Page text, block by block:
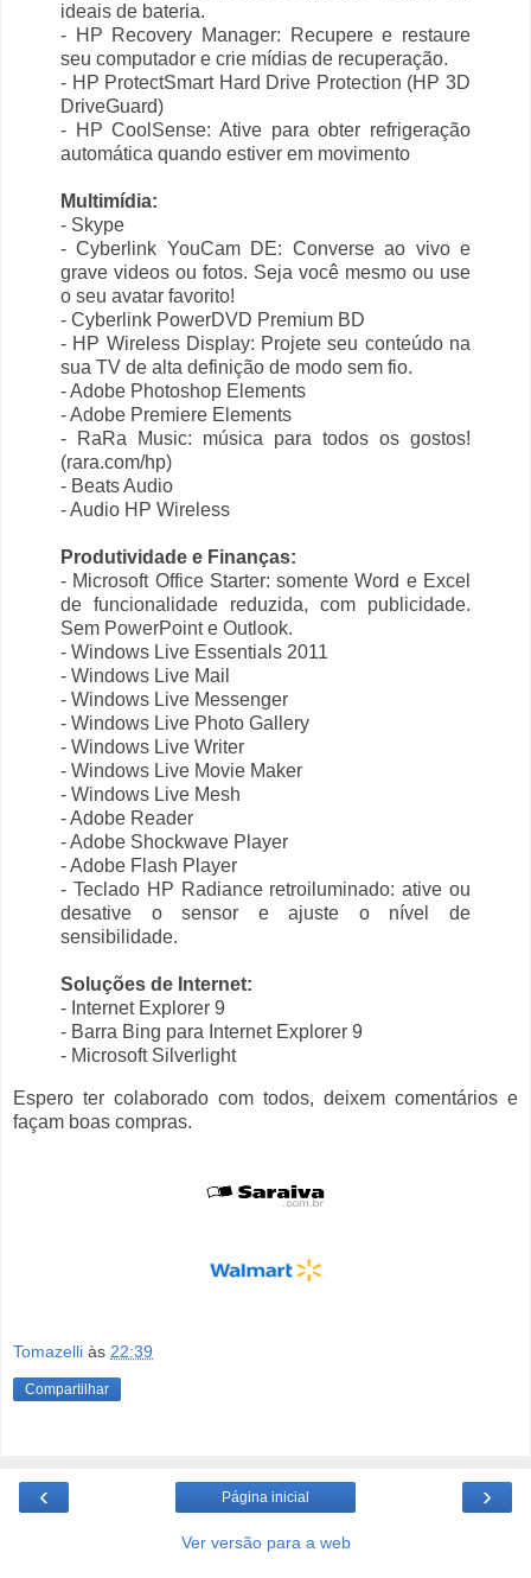
ideais de bateria.
- HP Recovery Manager: Recupere e restaure
seu computador e crie mídias de recuperação.
- HP ProtectSmart Hard Drive Protection (HP 3D
DriveGuard)
- HP CoolSense: Ative para obter refrigeração
automática quando estiver em movimento
Multimídia:
- Skype
- Cyberlink YouCam DE: Converse ao vivo e
grave videos ou fotos. Seja você mesmo ou use
o seu avatar favorito!
- Cyberlink PowerDVD Premium BD
- HP Wireless Display: Projete seu conteúdo na
sua TV de alta definição de modo sem fio.
- Adobe Photoshop Elements
- Adobe Premiere Elements
- RaRa Music: música para todos os gostos!
(rara.com/hp)
- Beats Audio
- Audio HP Wireless
Produtividade e Finanças:
- Microsoft Office Starter: somente Word e Excel
de funcionalidade reduzida, com publicidade.
Sem PowerPoint e Outlook.
- Windows Live Essentials 2011
- Windows Live Mail
- Windows Live Messenger
- Windows Live Photo Gallery
- Windows Live Writer
- Windows Live Movie Maker
- Windows Live Mesh
- Adobe Reader
- Adobe Shockwave Player
- Adobe Flash Player
- Teclado HP Radiance retroiluminado: ative ou
desative o sensor e ajuste o nível de
sensibilidade.
Soluções de Internet:
- Internet Explorer 9
- Barra Bing para Internet Explorer 9
- Microsoft Silverlight
Espero ter colaborado com todos, deixem comentários e
façam boas compras.
Tomazelli às 22:39
Compartilhar
‹ ›
Página inicial
Ver versão para a web